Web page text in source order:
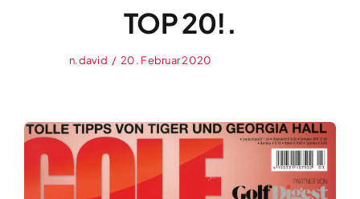
TOP 20!.
n.david / 20. Februar 2020